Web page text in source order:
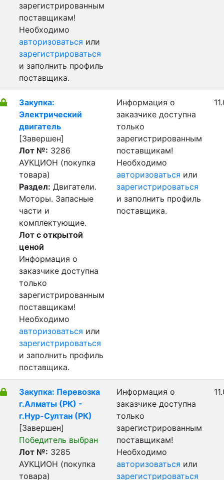
зарегистрированным
поставщикам!
Необходимо
авторизоваться или
зарегистрироваться
и заполнить профиль
поставщика.
Закупка:
Электрический
двигатель
[Завершен]
Лот №: 3286
АУКЦИОН (покупка
товара)
Раздел: Двигатели.
Моторы. Запасные
части и
комплектующие.
Лот с открытой
ценой
Информация о
заказчике доступна
только
зарегистрированным
поставщикам!
Необходимо
авторизоваться или
зарегистрироваться
и заполнить профиль
поставщика.
Информация о
заказчике доступна
только
зарегистрированным
поставщикам!
Необходимо
авторизоваться или
зарегистрироваться
и заполнить профиль
поставщика.
Закупка: Перевозка
г.Алматы (РК) -
г.Нур-Султан (РК)
[Завершен]
Победитель выбран
Лот №: 3285
АУКЦИОН (покупка
товара)
Информация о
заказчике доступна
только
зарегистрированным
поставщикам!
Необходимо
авторизоваться или
зарегистрироваться